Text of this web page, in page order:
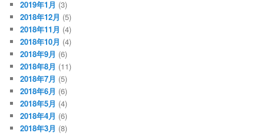
2019年1月 (3)
2018年12月 (5)
2018年11月 (4)
2018年10月 (4)
2018年9月 (6)
2018年8月 (11)
2018年7月 (5)
2018年6月 (6)
2018年5月 (4)
2018年4月 (6)
2018年3月 (8)